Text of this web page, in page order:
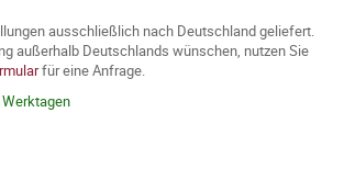
ausschließlich nach Deutschland geliefert.
außerhalb Deutschlands wünschen, nutzen Sie
für eine Anfrage.